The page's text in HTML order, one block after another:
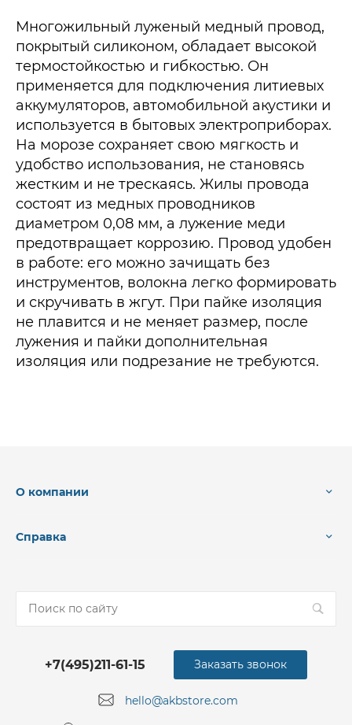
Многожильный луженый медный провод,
покрытый силиконом, обладает высокой
термостойкостью и гибкостью. Он
применяется для подключения литиевых
аккумуляторов, автомобильной акустики и
используется в бытовых электроприборах.
На морозе сохраняет свою мягкость и
удобство использования, не становясь
жестким и не трескаясь. Жилы провода
состоят из медных проводников
диаметром 0,08 мм, а лужение меди
предотвращает коррозию. Провод удобен
в работе: его можно зачищать без
инструментов, волокна легко формировать
и скручивать в жгут. При пайке изоляция
не плавится и не меняет размер, после
лужения и пайки дополнительная
изоляция или подрезание не требуются.
О компании
Справка
+7(495)211-61-15
hello@akbstore.com
Заказать звонок